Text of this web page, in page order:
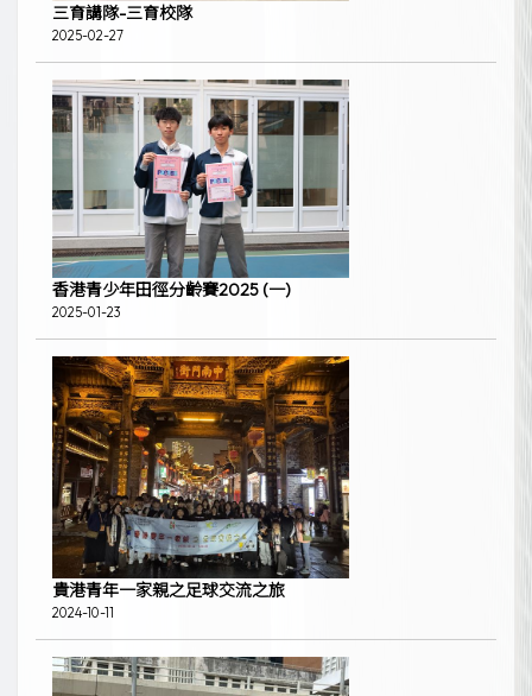
三育講隊-三育校隊
2025-02-27
香港青少年田徑分齡賽2025 (一)
2025-01-23
貴港青年一家親之足球交流之旅
2024-10-11